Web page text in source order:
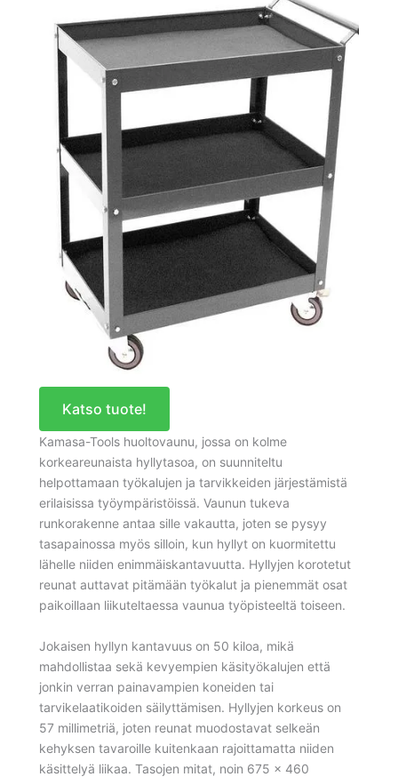
Katso tuote!
Kamasa-Tools huoltovaunu, jossa on kolme
korkeareunaista hyllytasoa, on suunniteltu
helpottamaan työkalujen ja tarvikkeiden järjestämistä
erilaisissa työympäristöissä. Vaunun tukeva
runkorakenne antaa sille vakautta, joten se pysyy
tasapainossa myös silloin, kun hyllyt on kuormitettu
lähelle niiden enimmäiskantavuutta. Hyllyjen korotetut
reunat auttavat pitämään työkalut ja pienemmät osat
paikoillaan liikuteltaessa vaunua työpisteeltä toiseen.
Jokaisen hyllyn kantavuus on 50 kiloa, mikä
mahdollistaa sekä kevyempien käsityökalujen että
jonkin verran painavampien koneiden tai
tarvikelaatikoiden säilyttämisen. Hyllyjen korkeus on
57 millimetriä, joten reunat muodostavat selkeän
kehyksen tavaroille kuitenkaan rajoittamatta niiden
käsittelyä liikaa. Tasojen mitat, noin 675 x 460